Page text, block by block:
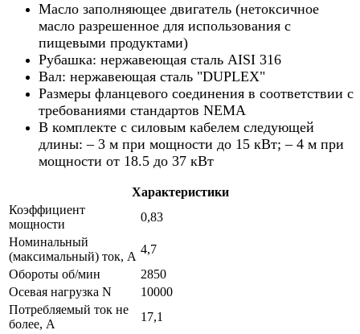
Масло заполняющее двигатель (нетоксичное
масло разрешенное для использования с
пищевыми продуктами)
Рубашка: нержавеющая сталь AISI 316
Вал: нержавеющая сталь "DUPLEX"
Размеры фланцевого соединения в соответствии с
требованиями стандартов NEMA
В комплекте с силовым кабелем следующей
длины: – 3 м при мощности до 15 кВт; – 4 м при
мощности от 18.5 до 37 кВт
Характеристики
Коэффициент
мощности
0,83
Номинальный
(максимальный) ток, А
4,7
Обороты об/мин
2850
Осевая нагрузка N
10000
Потребляемый ток не
более, А
17,1